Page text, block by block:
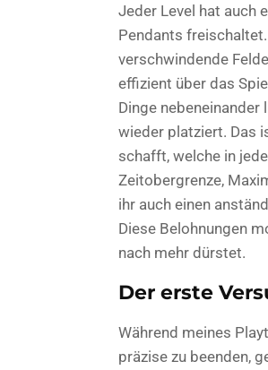
Jeder Level hat auch
Pendants
verschwindende
effizient über das
Dinge nebeneinander
wieder platziert. Das
schafft, welche in
Zeitobergrenze,
ihr auch einen
Diese Belohnungen
nach mehr dürstet.
Der erste
Während meines
präzise zu beenden,